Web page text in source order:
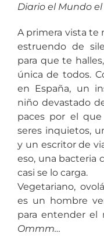
Diario el Mundo el
A primera vista te
estruendo de
para que te
única de todos.
en España, un
niño devastado
paces por el
seres inquietos,
y un escritor de
eso, una bacteria
casi se lo carga.
Vegetariano,
es un hombre
para entender el
Ommm…